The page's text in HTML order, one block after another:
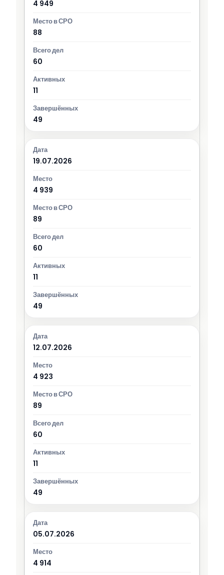
4 949
88
60
11
49
19.07.2026
4 939
89
60
11
49
12.07.2026
4 923
89
60
11
49
05.07.2026
4 914